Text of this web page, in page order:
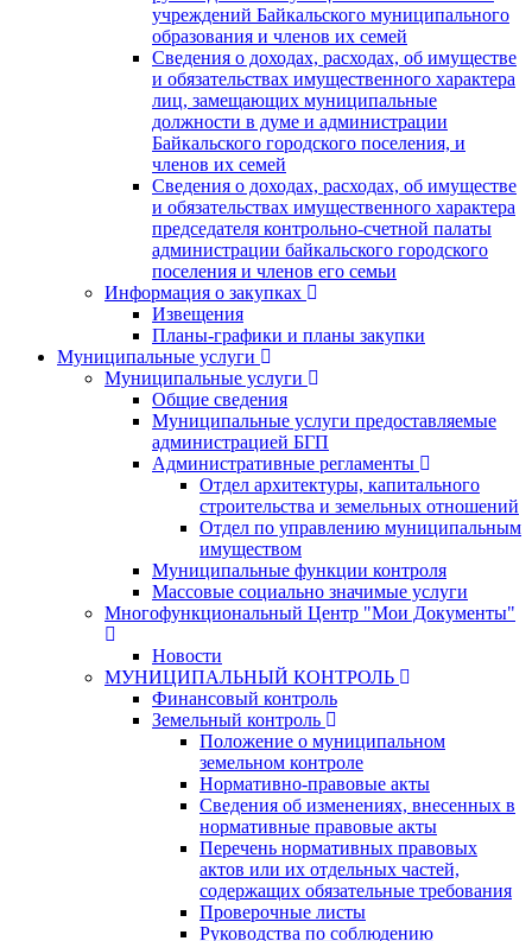
учреждений Байкальского муниципального
образования и членов их семей
Сведения о доходах, расходах, об имуществе
и обязательствах имущественного характера
лиц, замещающих муниципальные
должности в думе и администрации
Байкальского городского поселения, и
членов их семей
Сведения о доходах, расходах, об имуществе
и обязательствах имущественного характера
председателя контрольно-счетной палаты
администрации байкальского городского
поселения и членов его семьи
Информация о закупках
Извещения
Планы-графики и планы закупки
Муниципальные услуги
Муниципальные услуги
Общие сведения
Муниципальные услуги предоставляемые
администрацией БГП
Административные регламенты
Отдел архитектуры, капитального
строительства и земельных отношений
Отдел по управлению муниципальным
имуществом
Муниципальные функции контроля
Массовые социально значимые услуги
Многофункциональный Центр "Мои Документы"
Новости
МУНИЦИПАЛЬНЫЙ КОНТРОЛЬ
Финансовый контроль
Земельный контроль
Положение о муниципальном
земельном контроле
Нормативно-правовые акты
Сведения об изменениях, внесенных в
нормативные правовые акты
Перечень нормативных правовых
актов или их отдельных частей,
содержащих обязательные требования
Проверочные листы
Руководства по соблюдению